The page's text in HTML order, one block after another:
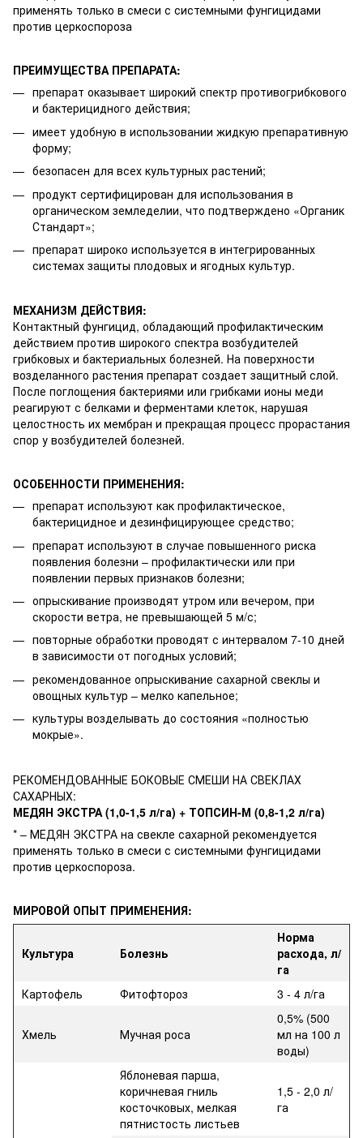
применять только в смеси с системными фунгицидами
против церкоспороза
ПРЕИМУЩЕСТВА ПРЕПАРАТА:
препарат оказывает широкий спектр противогрибкового
и бактерицидного действия;
имеет удобную в использовании жидкую препаративную
форму;
безопасен для всех культурных растений;
продукт сертифицирован для использования в
органическом земледелии, что подтверждено «Органик
Стандарт»;
препарат широко используется в интегрированных
системах защиты плодовых и ягодных культур.
МЕХАНИЗМ ДЕЙСТВИЯ:
Контактный фунгицид, обладающий профилактическим
действием против широкого спектра возбудителей
грибковых и бактериальных болезней. На поверхности
возделанного растения препарат создает защитный слой.
После поглощения бактериями или грибками ионы меди
реагируют с белками и ферментами клеток, нарушая
целостность их мембран и прекращая процесс прорастания
спор у возбудителей болезней.
ОСОБЕННОСТИ ПРИМЕНЕНИЯ:
препарат используют как профилактическое,
бактерицидное и дезинфицирующее средство;
препарат используют в случае повышенного риска
появления болезни – профилактически или при
появлении первых признаков болезни;
опрыскивание производят утром или вечером, при
скорости ветра, не превышающей 5 м/с;
повторные обработки проводят с интервалом 7-10 дней
в зависимости от погодных условий;
рекомендованное опрыскивание сахарной свеклы и
овощных культур – мелко капельное;
культуры возделывать до состояния «полностью
мокрые».
РЕКОМЕНДОВАННЫЕ БОКОВЫЕ СМЕШИ НА СВЕКЛАХ
САХАРНЫХ:
МЕДЯН ЭКСТРА (1,0-1,5 л/га) + ТОПСИН-М (0,8-1,2 л/га)
* – МЕДЯН ЭКСТРА на свекле сахарной рекомендуется
применять только в смеси с системными фунгицидами
против церкоспороза.
МИРОВОЙ ОПЫТ ПРИМЕНЕНИЯ:
Культура Болезнь
Норма
расхода, л/
га
Картофель
Фитофтороз 3 - 4 л/га
Хмель Мучная роса
0,5% (500
мл на 100 л
воды)
Яблоневая парша,
коричневая гниль
косточковых, мелкая
пятнистость листьев
1,5 - 2,0 л/
га